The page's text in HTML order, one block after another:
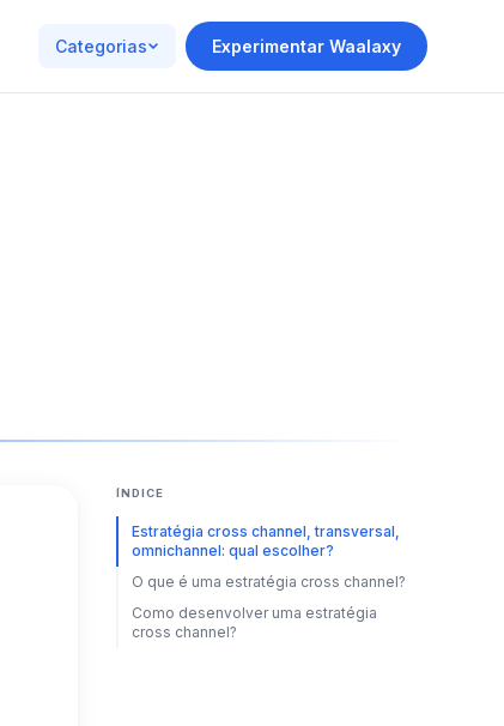
Categorias Experimentar Waalaxy
ÍNDICE
Estratégia cross channel, transversal,
omnichannel: qual escolher?
O que é uma estratégia cross channel?
Como desenvolver uma estratégia
cross channel?